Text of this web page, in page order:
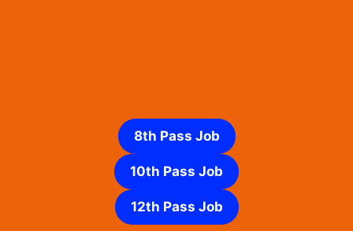
8th Pass Job
10th Pass Job
12th Pass Job